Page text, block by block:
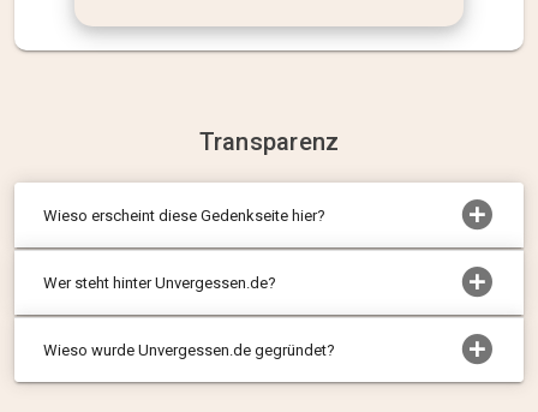
Transparenz
Wieso erscheint diese Gedenkseite hier?
Wer steht hinter Unvergessen.de?
Wieso wurde Unvergessen.de gegründet?